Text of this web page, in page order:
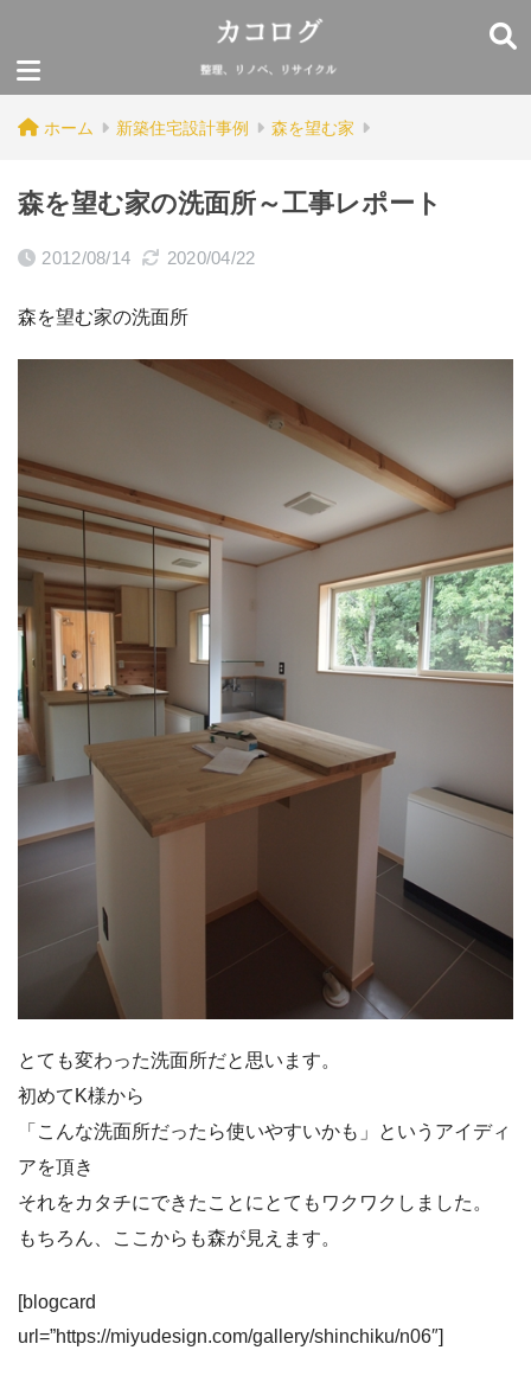
ホーム 新築住宅設計事例 森を望む家
森を望む家の洗面所～工事レポート
2012/08/14 2020/04/22
森を望む家の洗面所
とても変わった洗面所だと思います。
初めてK様から
「こんな洗面所だったら使いやすいかも」というアイディ
アを頂き
それをカタチにできたことにとてもワクワクしました。
もちろん、ここからも森が見えます。
[blogcard
url=”https://miyudesign.com/gallery/shinchiku/n06″]